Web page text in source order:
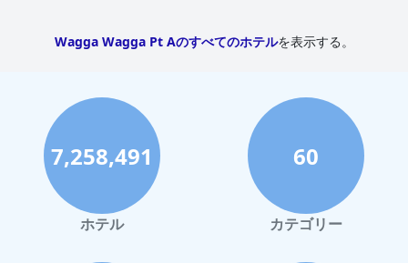
Wagga Wagga Pt Aのすべてのホテルを表示する。
7,258,491
ホテル
60
カテゴリー